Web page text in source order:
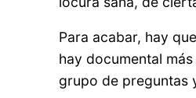
Para acabar, hay
hay documental
grupo de preguntas